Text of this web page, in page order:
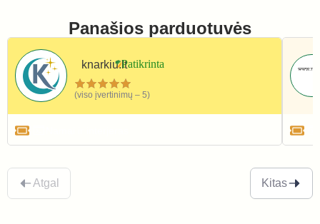
Panašios parduotuvės
knarkiu.lt
(viso įvertinimų – 5)
Atgal Kitas